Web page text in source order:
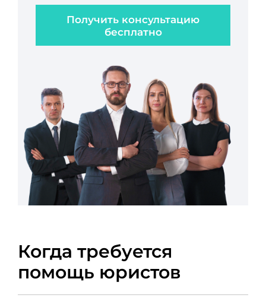
Получить консультацию
бесплатно
Когда требуется
помощь юристов